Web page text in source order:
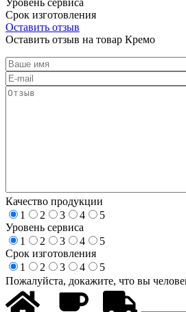
Срок изготовления
Оставить отзыв
Оставить отзыв на товар Кремо
Качество продукции
1
2 3 4
5
Уровень сервиса
1
2 3 4
5
Срок изготовления
1
2 3 4
5
Пожалуйста, докажите, что вы